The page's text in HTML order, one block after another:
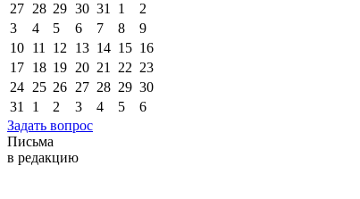
27 28 29 30 31 1
2
3
4 5 6 7 8
9
10 11 12 13 14 15 16
17 18 19 20 21 22 23
24 25 26 27 28 29 30
31
1 2 3 4 5
6
Задать вопрос
Письма
в редакцию